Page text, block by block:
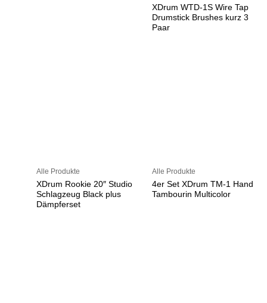
XDrum WTD-1S Wire Tap
Drumstick Brushes kurz 3
Paar
Alle Produkte
XDrum Rookie 20″ Studio
Schlagzeug Black plus
Dämpferset
Alle Produkte
4er Set XDrum TM-1 Hand
Tambourin Multicolor